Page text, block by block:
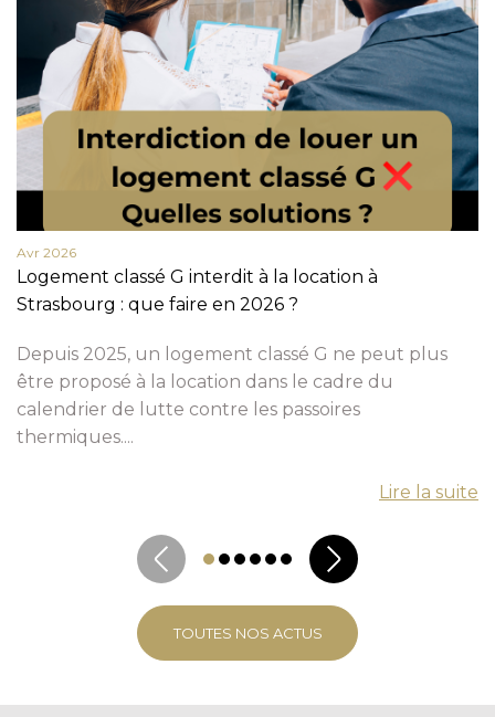
Avr 2026
Logement classé G interdit à la location à
Strasbourg : que faire en 2026 ?
Depuis 2025, un logement classé G ne peut plus
être proposé à la location dans le cadre du
calendrier de lutte contre les passoires
thermiques....
Lire la suite
TOUTES NOS ACTUS